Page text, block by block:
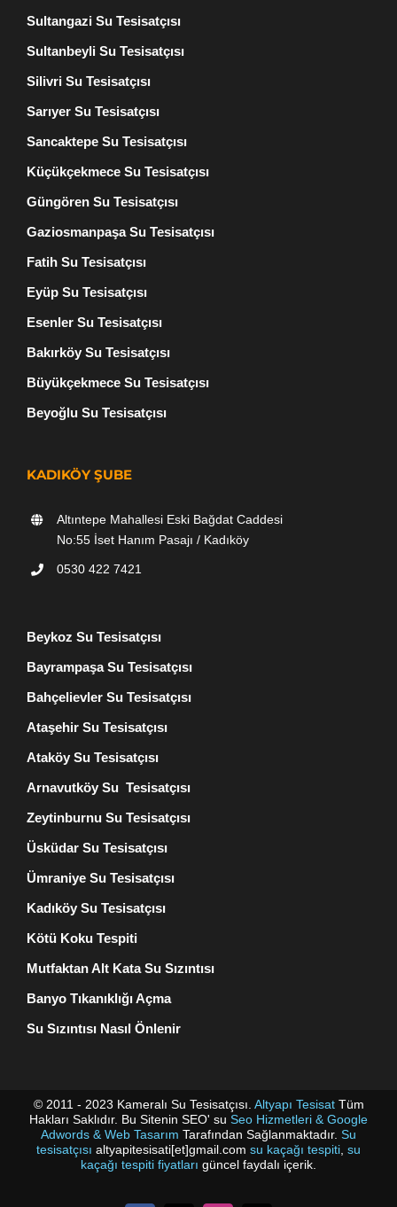
Sultangazi Su Tesisatçısı
Sultanbeyli Su Tesisatçısı
Silivri Su Tesisatçısı
Sarıyer Su Tesisatçısı
Sancaktepe Su Tesisatçısı
Küçükçekmece Su Tesisatçısı
Güngören Su Tesisatçısı
Gaziosmanpaşa Su Tesisatçısı
Fatih Su Tesisatçısı
Eyüp Su Tesisatçısı
Esenler Su Tesisatçısı
Bakırköy Su Tesisatçısı
Büyükçekmece Su Tesisatçısı
Beyoğlu Su Tesisatçısı
KADIKÖY ŞUBE
Altıntepe Mahallesi Eski Bağdat Caddesi
No:55 İset Hanım Pasajı / Kadıköy
0530 422 7421
Beykoz Su Tesisatçısı
Bayrampaşa Su Tesisatçısı
Bahçelievler Su Tesisatçısı
Ataşehir Su Tesisatçısı
Ataköy Su Tesisatçısı
Arnavutköy Su Tesisatçısı
Zeytinburnu Su Tesisatçısı
Üsküdar Su Tesisatçısı
Ümraniye Su Tesisatçısı
Kadıköy Su Tesisatçısı
Kötü Koku Tespiti
Mutfaktan Alt Kata Su Sızıntısı
Banyo Tıkanıklığı Açma
Su Sızıntısı Nasıl Önlenir
© 2011 - 2023 Kameralı Su Tesisatçısı. Altyapı TesisatTüm
Hakları Saklıdır. Bu Sitenin SEO' su Seo Hizmetleri & Google
Adwords & Web Tasarım Tarafından Sağlanmaktadır. Su
tesisatçısı altyapitesisati[et]gmail.com su kaçağı tespiti su
kaçağı tespiti fiyatları güncel faydalı içerik.